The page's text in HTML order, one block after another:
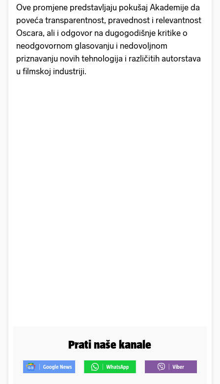
Ove promjene predstavljaju pokušaj Akademije da
poveća transparentnost, pravednost i relevantnost
Oscara, ali i odgovor na dugogodišnje kritike o
neodgovornom glasovanju i nedovoljnom
priznavanju novih tehnologija i različitih autorstava
u filmskoj industriji.
Prati naše kanale